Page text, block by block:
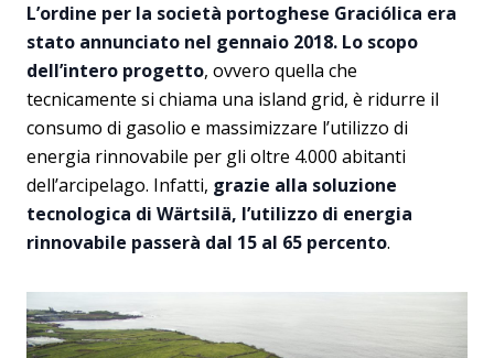
L’ordine per la società portoghese Graciólica era
stato annunciato nel gennaio 2018. Lo scopo
dell’intero progetto, ovvero quella che
tecnicamente si chiama una island grid, è ridurre il
consumo di gasolio e massimizzare l’utilizzo di
energia rinnovabile per gli oltre 4.000 abitanti
dell’arcipelago. Infatti, grazie alla soluzione
tecnologica di Wärtsilä, l’utilizzo di energia
rinnovabile passerà dal 15 al 65 percento.